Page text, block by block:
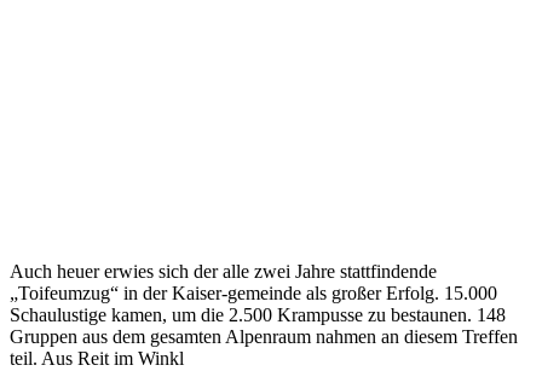
Auch heuer erwies sich der alle zwei Jahre stattfindende
„Toifeumzug“ in der Kaiser-gemeinde als großer Erfolg. 15.000
Schaulustige kamen, um die 2.500 Krampusse zu bestaunen. 148
Gruppen aus dem gesamten Alpenraum nahmen an diesem Treffen
teil. Aus Reit im Winkl